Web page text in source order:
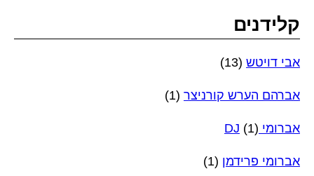
קלידנים
אבי דויטש (13)
אברהם הערש קורניצר (1)
אברומי DJ (1)
אברומי פרידמן (1)